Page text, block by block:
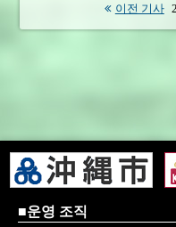
이전 기사
■운영 조직